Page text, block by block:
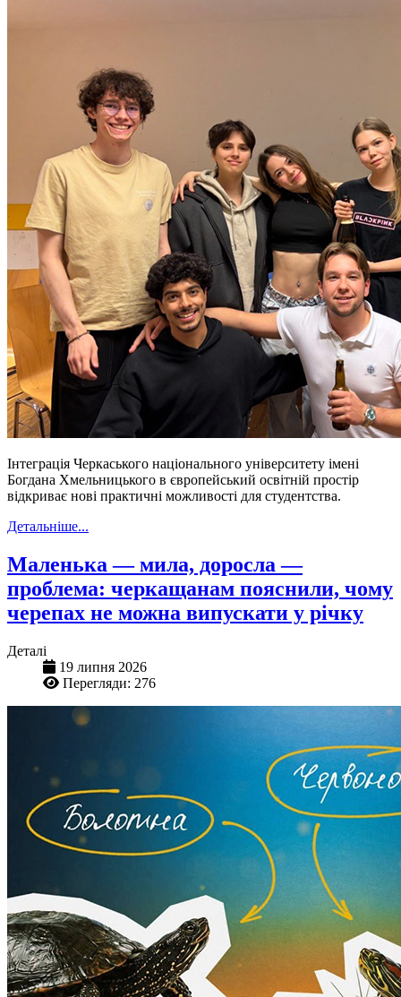
Інтеграція Черкаського національного університету імені
Богдана Хмельницького в європейський освітній простір
відкриває нові практичні можливості для студентства.
Детальніше...
Маленька — мила, доросла —
проблема: черкащанам пояснили, чому
черепах не можна випускати у річку
Деталі
19 липня 2026
Перегляди: 276